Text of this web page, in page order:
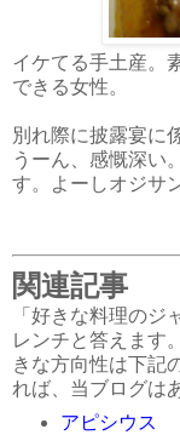
イケてる手土産。
できる女性。
別れ際に披露宴に
うーん、感慨深い
す。よーしオジサ
関連記事
「好きな料理のジ
レンチと答えます
きな方向性は下記
れば、当ブログは
アピシウス